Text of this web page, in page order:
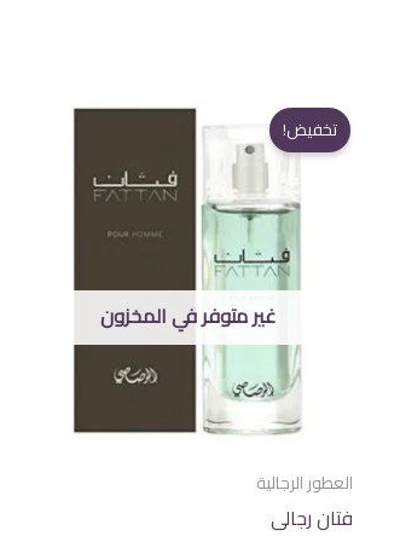
غير متوفر في المخزون
تخفيض!
العطور الرجالية
فتان رجالى